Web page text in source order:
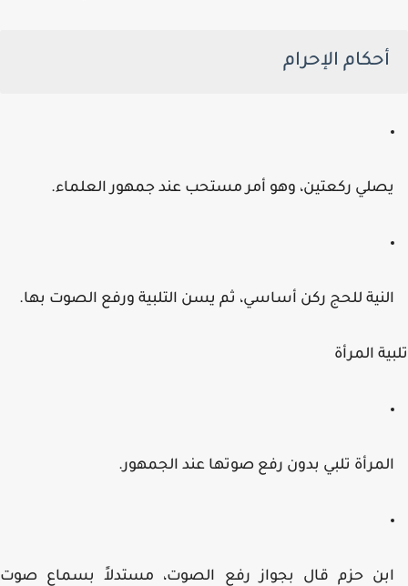
أحكام الإحرام
ركعتين، وهو أمر مستحب عند جمهور العلماء.
للحج ركن أساسي، ثم يسن التلبية ورفع الصوت بها.
المرأة
تلبي بدون رفع صوتها عند الجمهور.
حزم قال بجواز رفع الصوت، مستدلاً بسماع صوت